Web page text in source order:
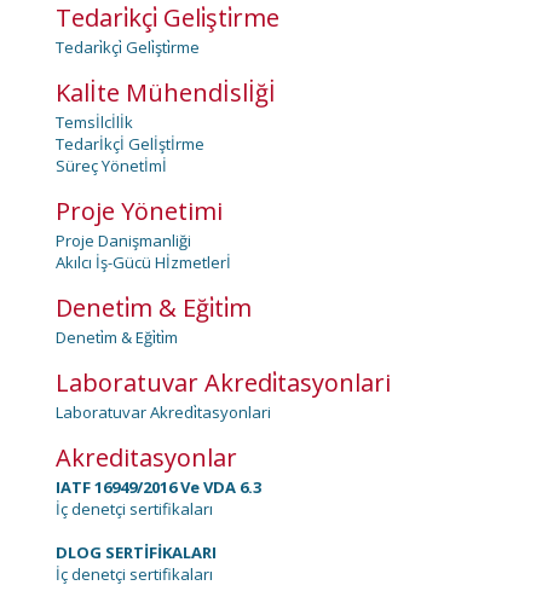
Tedari̇kçi̇ Geli̇şti̇rme
Tedari̇kçi̇ Geli̇şti̇rme
Kalİte Mühendİslİğİ
Temsİlcİlİk
Tedarİkçİ Gelİştİrme
Süreç Yönetİmİ
Proje Yönetimi
Proje Danişmanliği
Akılcı İş-Gücü Hİzmetlerİ
Deneti̇m & Eği̇ti̇m
Deneti̇m & Eği̇ti̇m
Laboratuvar Akredi̇tasyonlari
Laboratuvar Akredi̇tasyonlari
Akreditasyonlar
IATF 16949/2016 Ve VDA 6.3
İç denetçi sertifikaları
DLOG SERTİFİKALARI
İç denetçi sertifikaları